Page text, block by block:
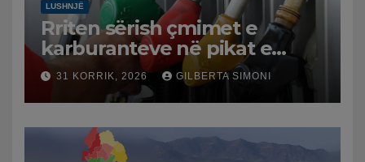
LUSHNJË
Rriten sërish çmimet e
karburanteve në pikat e
karburanteve në Lushnjë.
Tensionet në Lindjen e
Mesme shtrenjtojnë naftën
dhe benzinën në vend
31 KORRIK, 2026 GILBERTA SIMONI